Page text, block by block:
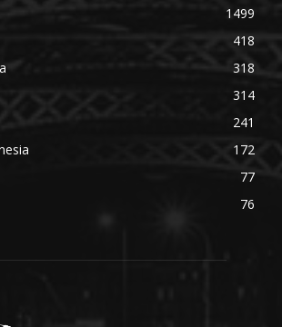
1499
418
318
314
241
172
77
76